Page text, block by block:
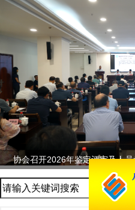
协会召开2026年鉴定评审及人